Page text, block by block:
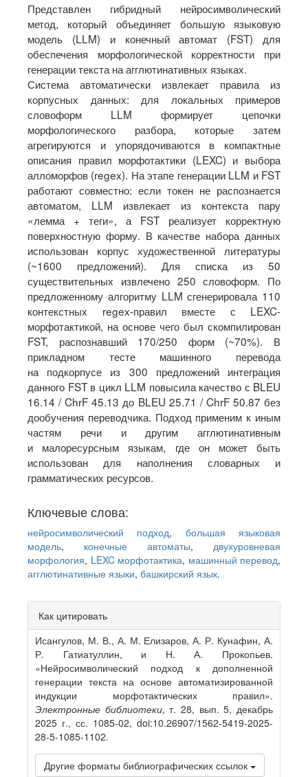
Представлен гибридный нейросимволический
метод, который объединяет большую языковую
модель (LLM) и конечный автомат (FST) для
обеспечения морфологической корректности при
генерации текста на агглютинативных языках.
Система автоматически извлекает правила из
корпусных данных: для локальных примеров
словоформ LLM формирует цепочки
морфологического разбора, которые затем
агрегируются и упорядочиваются в компактные
описания правил морфотактики (LEXC) и выбора
алломорфов (regex). На этапе генерации LLM и FST
работают совместно: если токен не распознается
автоматом, LLM извлекает из контекста пару
«лемма + теги», а FST реализует корректную
поверхностную форму. В качестве набора данных
использован корпус художественной литературы
(~1600 предложений). Для списка из 50
существительных извлечено 250 словоформ. По
предложенному алгоритму LLM сгенерировала 110
контекстных regex-правил вместе с LEXC-
морфотактикой, на основе чего был скомпилирован
FST, распознавший 170/250 форм (~70%). В
прикладном тесте машинного перевода
на подкорпусе из 300 предложений интеграция
данного FST в цикл LLM повысила качество с BLEU
16.14 / ChrF 45.13 до BLEU 25.71 / ChrF 50.87 без
дообучения переводчика. Подход применим к иным
частям речи и другим агглютинативным
и малоресурсным языкам, где он может быть
использован для наполнения словарных и
грамматических ресурсов.
Ключевые слова:
нейросимволический подход, большая языковая
модель, конечные автоматы, двухуровневая
морфология, LEXC морфотактика, машинный перевод,
агглютинативные языки, башкирский язык.
Article
Details
Как цитировать
Исангулов, М. В., А. М. Елизаров, А. Р. Кунафин, А.
Р. Гатиатуллин, и Н. А. Прокопьев.
«Нейросимволический подход к дополненной
генерации текста на основе автоматизированной
индукции морфотактических правил».
Электронные библиотеки, т. 28, вып. 5, декабрь
2025 г., сс. 1085-02, doi:10.26907/1562-5419-2025-
28-5-1085-1102.
Другие форматы библиографических ссылок